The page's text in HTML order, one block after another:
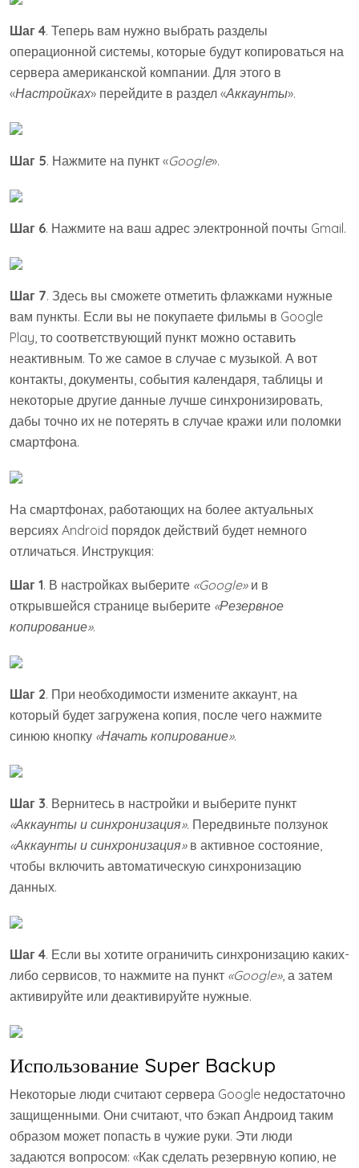
Шаг 4. Теперь вам нужно выбрать разделы
операционной системы, которые будут копироваться на
сервера американской компании. Для этого в
«Настройках» перейдите в раздел «Аккаунты».
Шаг 5. Нажмите на пункт «Google».
Шаг 6. Нажмите на ваш адрес электронной почты Gmail.
Шаг 7. Здесь вы сможете отметить флажками нужные
вам пункты. Если вы не покупаете фильмы в Google
Play, то соответствующий пункт можно оставить
неактивным. То же самое в случае с музыкой. А вот
контакты, документы, события календаря, таблицы и
некоторые другие данные лучше синхронизировать,
дабы точно их не потерять в случае кражи или поломки
смартфона.
На смартфонах, работающих на более актуальных
версиях Android порядок действий будет немного
отличаться. Инструкция:
Шаг 1. В настройках выберите «Google»и в
открывшейся странице выберите «Резервное
копирование».
Шаг 2. При необходимости измените аккаунт, на
который будет загружена копия, после чего нажмите
синюю кнопку «Начать копирование».
Шаг 3. Вернитесь в настройки и выберите пункт
«Аккаунты и синхронизация». Передвиньте ползунок
«Аккаунты и синхронизация»в активное состояние,
чтобы включить автоматическую синхронизацию
данных.
Шаг 4. Если вы хотите ограничить синхронизацию каких-
либо сервисов, то нажмите на пункт «Google», а затем
активируйте или деактивируйте нужные.
Использование Super Backup
Некоторые люди считают сервера Google недостаточно
защищенными. Они считают, что бэкап Андроид таким
образом может попасть в чужие руки. Эти люди
задаются вопросом: «Как сделать резервную копию, не